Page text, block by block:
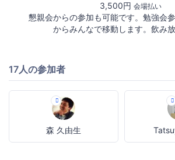
3,500円 会場払い
懇親会からの参加も可能です。勉強会
からみんなで移動します。飲み放
17人の参加者
森 久由生